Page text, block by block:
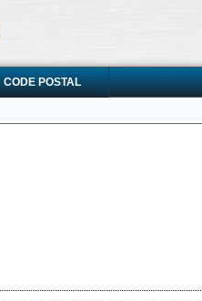
CODE POSTAL